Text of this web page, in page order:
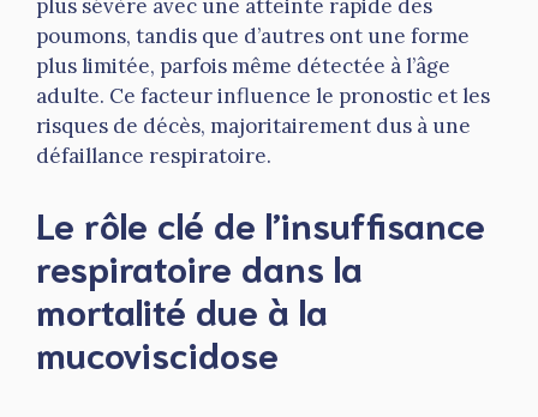
plus sévère avec une atteinte rapide des
poumons, tandis que d’autres ont une forme
plus limitée, parfois même détectée à l’âge
adulte. Ce facteur influence le pronostic et les
risques de décès, majoritairement dus à une
défaillance respiratoire.
Le rôle clé de l’insuffisance
respiratoire dans la
mortalité due à la
mucoviscidose